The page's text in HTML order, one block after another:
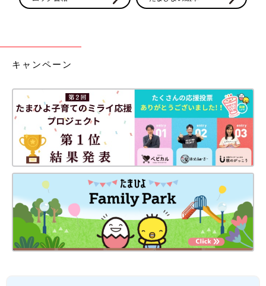
キャンペーン